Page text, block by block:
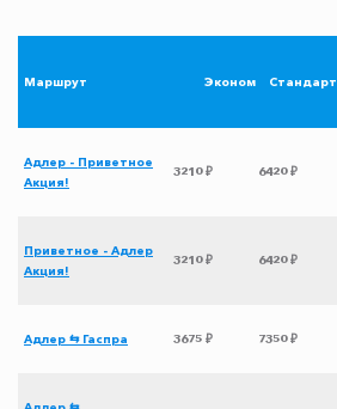
Маршрут Эконом Стандарт
Адлер - Приветное
Акция!
3210 ₽ 6420 ₽
Приветное - Адлер
Акция!
3210 ₽ 6420 ₽
Адлер ⇆ Гаспра 3675 ₽ 7350 ₽